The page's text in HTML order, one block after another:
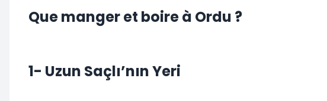
Que manger et boire à Ordu ?
1- Uzun Saçlı’nın Yeri